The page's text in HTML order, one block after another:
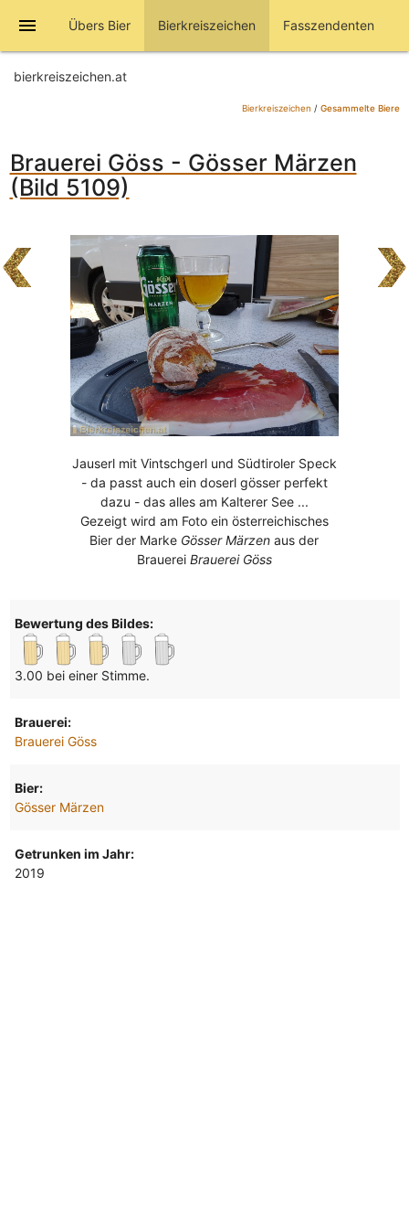
menu Übers Bier Bierkreiszeichen Fasszendenten
bierkreiszeichen.at
Bierkreiszeichen / Gesammelte Biere
Brauerei Göss - Gösser Märzen
(Bild 5109)
Jauserl mit Vintschgerl und Südtiroler Speck
- da passt auch ein doserl gösser perfekt
dazu - das alles am Kalterer See ...
Gezeigt wird am Foto ein österreichisches
Bier der Marke Gösser Märzen aus der
Brauerei Brauerei Göss
Bewertung des Bildes:
3.00 bei einer Stimme.
Brauerei:
Brauerei Göss
Bier:
Gösser Märzen
Getrunken im Jahr:
2019